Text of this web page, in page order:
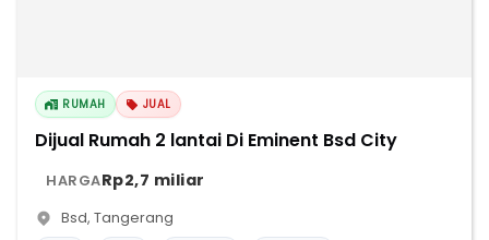
RUMAH JUAL
Dijual Rumah 2 lantai Di Eminent Bsd City
HARGARp2,7 miliar
Bsd, Tangerang